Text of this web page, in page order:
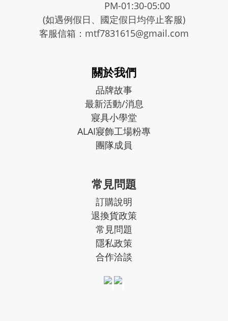
PM-01:30-05:00
(如遇例假日、國定假日均停止客服)
客服信箱：mtf7831615@gmail.com
關於我們
品牌故事
最新活動/消息
寢具小學堂
ALAI寢飾工場粉專
團隊成員
常見問題
訂購說明
退換貨政策
常見問題
隱私政策
合作洽談